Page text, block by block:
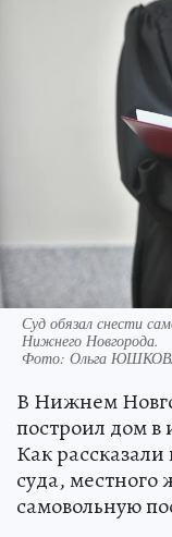
Суд обязал снести
Нижнего Новгорода.
Фото: Ольга
В Нижнем
построил дом в
Как
суда, местного
самовольную